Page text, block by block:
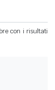
con i risultati